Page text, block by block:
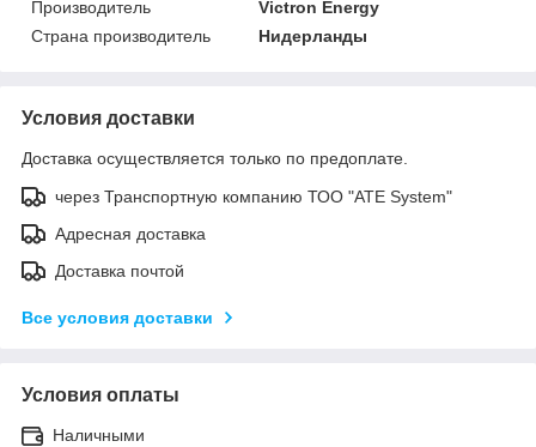
Производитель
Victron Energy
Страна производитель
Нидерланды
Условия доставки
Доставка осуществляется только по предоплате.
через Транспортную компанию ТОО "ATE System"
Адресная доставка
Доставка почтой
Все условия доставки
Условия оплаты
Наличными